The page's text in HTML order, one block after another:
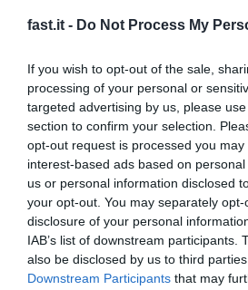
fast.it - Do Not Process My
If you wish to opt-out of the sale,
processing of your personal or
targeted advertising by us, please
section to confirm your selection.
opt-out request is processed you may
interest-based ads based on
us or personal information disclosed
your opt-out. You may separately
disclosure of your personal
IAB’s list of downstream participants.
also be disclosed by us to third
Downstream Participants that may
Här är
Relaterad
”Maggan” –
prinsessa av Jordanien
1 år sedan 784
Här är gästerna i
Bianca Ingrosso
1 år sedan 758